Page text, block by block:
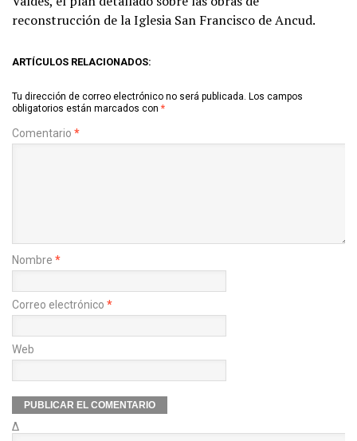
reconstrucción de la Iglesia San Francisco de Ancud.
ARTÍCULOS RELACIONADOS:
Tu dirección de correo electrónico no será publicada. Los campos
obligatorios están marcados con *
Comentario *
Nombre *
Correo electrónico *
Web
Δ